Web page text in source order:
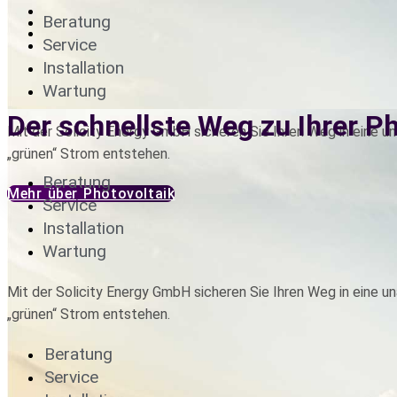
Beratung
Service
Installation
Wartung
Mit der Solicity Energy GmbH sicheren Sie Ihren Weg in eine
„grünen“ Strom entstehen.
Mehr über Photovoltaik
Der schnellste Weg zu Ihrer
Beratung
Service
Installation
Wartung
Mit der Solicity Energy GmbH sicheren Sie Ihren Weg in eine
„grünen“ Strom entstehen.
Beratung
Service